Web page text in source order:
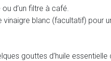
d’un filtre à café.
blanc (facultatif) pour
gouttes d’huile